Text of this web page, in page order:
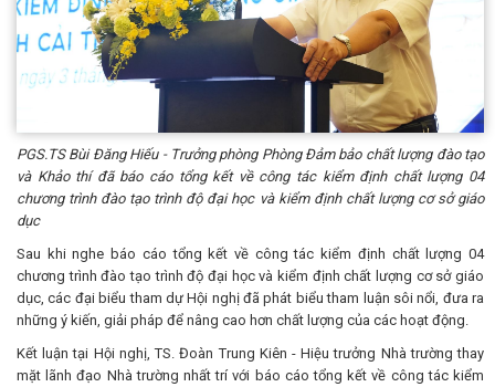
PGS.TS Bùi Đăng Hiếu - Trưởng phòng Phòng Đảm bảo chất lượng đào tạo
và Khảo thí đã báo cáo tổng kết về công tác kiểm định chất lượng 04
chương trình đào tạo trình độ đại học và kiểm định chất lượng cơ sở giáo
dục
Sau khi nghe báo cáo tổng kết về công tác kiểm định chất lượng 04
chương trình đào tạo trình độ đại học và kiểm định chất lượng cơ sở giáo
dục, các đại biểu tham dự Hội nghị đã phát biểu tham luận sôi nổi, đưa ra
những ý kiến, giải pháp để nâng cao hơn chất lượng của các hoạt động.
Kết luận tại Hội nghị, TS. Đoàn Trung Kiên - Hiệu trưởng Nhà trường thay
mặt lãnh đạo Nhà trường nhất trí với báo cáo tổng kết về công tác kiểm